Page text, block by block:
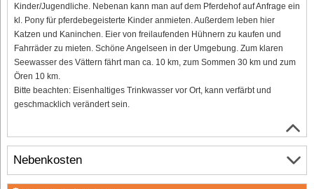
Kinder/Jugendliche. Nebenan kann man auf dem Pferdehof auf Anfrage ein
kl. Pony für pferdebegeisterte Kinder anmieten. Außerdem leben hier
Katzen und Kaninchen. Eier von freilaufenden Hühnern zu kaufen und
Fahrräder zu mieten. Schöne Angelseen in der Umgebung. Zum klaren
Seewasser des Vättern fährt man ca. 10 km, zum Sommen 30 km und zum
Ören 10 km.
Bitte beachten: Eisenhaltiges Trinkwasser vor Ort, kann verfärbt und
geschmacklich verändert sein.
Nebenkosten